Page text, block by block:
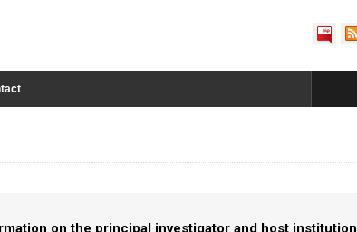
on the principal investigator and host institution